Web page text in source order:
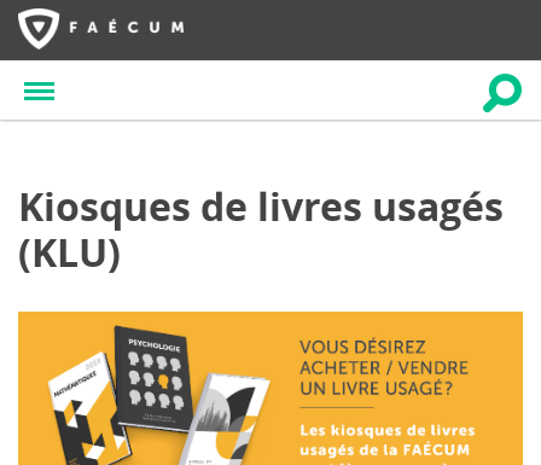
Kiosques de livres usagés
(KLU)